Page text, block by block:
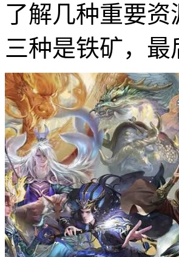
了解几种重要
三种是铁矿，最